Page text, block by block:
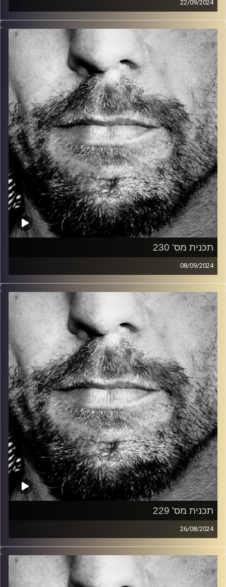
22/09/2024
זיפים, מוזיקה מחוספסת של הופעות חיות. הרבה ג'אם, רוק,
בלוז, bluegrass, ג'אז, Fאנק, פרוגרסיב ואפילו אלקטרוניקה.
כל מה שחי, אמיתי ונושם.
עם שמוליק רגב.
קרדיט תמונות: David Goehring
תכנית מס' 230
08/09/2024
זיפים, מוזיקה מחוספסת של הופעות חיות. הרבה ג'אם, רוק,
בלוז, bluegrass, ג'אז, Fאנק, פרוגרסיב ואפילו אלקטרוניקה.
כל מה שחי, אמיתי ונושם.
עם שמוליק רגב.
קרדיט תמונות: David Goehring
תכנית מס' 229
26/08/2024
זיפים, מוזיקה מחוספסת של הופעות חיות. הרבה ג'אם, רוק,
בלוז, bluegrass, ג'אז, Fאנק, פרוגרסיב ואפילו אלקטרוניקה.
כל מה שחי, אמיתי ונושם.
עם שמוליק רגב.